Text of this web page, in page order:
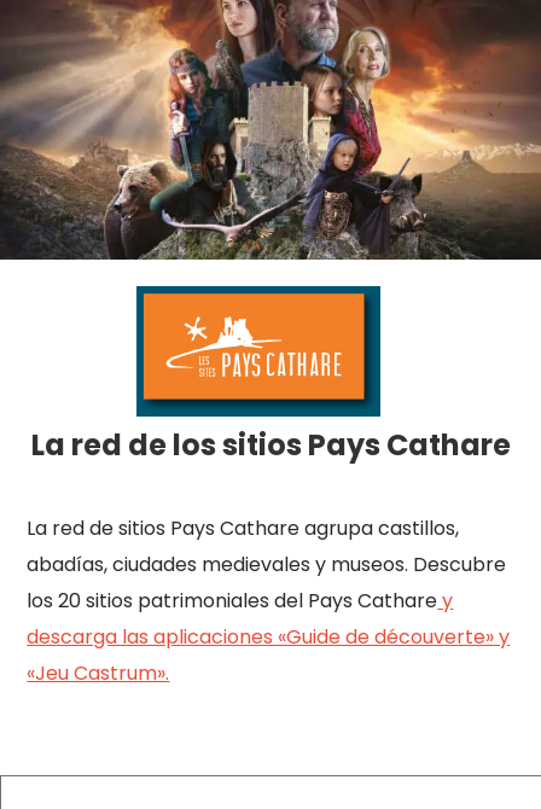
La red de los sitios Pays Cathare
La red de sitios Pays Cathare agrupa castillos,
abadías, ciudades medievales y museos. Descubre
los 20 sitios patrimoniales del Pays Catharey
descarga las aplicaciones «Guide de découverte» y
«Jeu Castrum».